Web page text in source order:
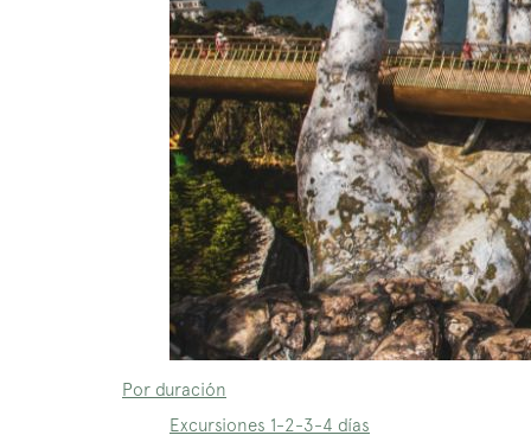
Por duración
Excursiones 1-2-3-4 días